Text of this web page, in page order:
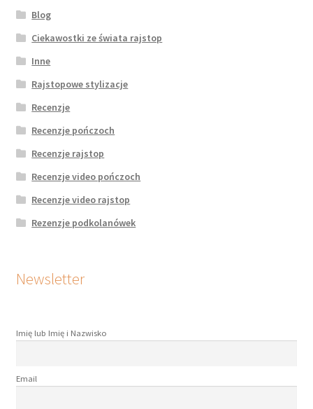
Blog
Ciekawostki ze świata rajstop
Inne
Rajstopowe stylizacje
Recenzje
Recenzje pończoch
Recenzje rajstop
Recenzje video pończoch
Recenzje video rajstop
Rezenzje podkolanówek
Newsletter
Imię lub Imię i Nazwisko
Email